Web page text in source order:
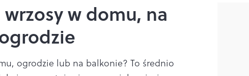
w domu, na
ogrodzie lub na balkonie? To średnio